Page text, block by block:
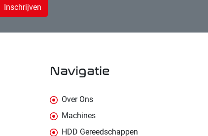
Inschrijven
navigatie
Over Ons
Machines
HDD Gereedschappen